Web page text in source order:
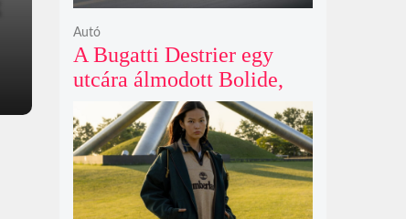
A Bugatti Destrier egy
utcára álmodott Bolide,
ami a pályaautók
brutalitását öltözteti
egyedi karosszériába
Autó